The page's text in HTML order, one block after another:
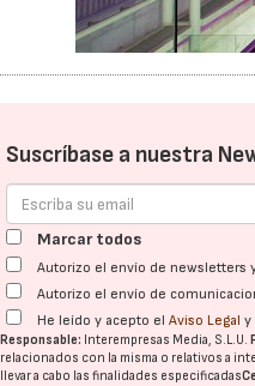
Suscríbase a nuestra
Marcar todos
Autorizo el envío de newsletters
Autorizo el envío de
He leído y acepto elAviso Legal y
Responsable: Interempresas Media, S.L.U.
relacionados con la misma o relativos a
llevar a cabo las finalidades especificadas